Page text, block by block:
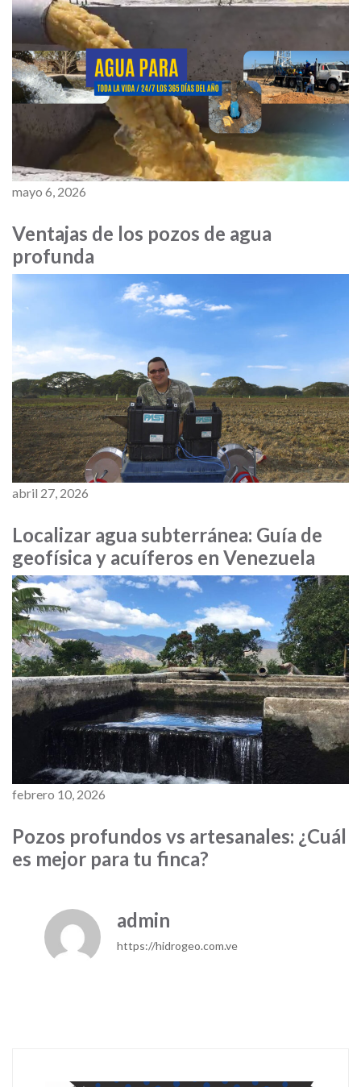
mayo 6, 2026
Ventajas de los pozos de agua
profunda
abril 27, 2026
Localizar agua subterránea: Guía de
geofísica y acuíferos en Venezuela
febrero 10, 2026
Pozos profundos vs artesanales: ¿Cuál
es mejor para tu finca?
admin
https://hidrogeo.com.ve